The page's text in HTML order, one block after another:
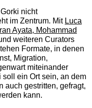
nicht
im Zentrum. Mit Luca
Ayata, Mohammad
weiteren Curators
Formate, in denen
Migration,
miteinander
ein Ort sein, an dem
auch gestritten, gefragt,
kann.